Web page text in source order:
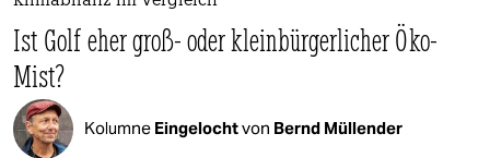
Ist Golf eher groß- oder kleinbürgerlicher Öko-
Mist?
Kolumne Eingelochtvon Bernd Müllender